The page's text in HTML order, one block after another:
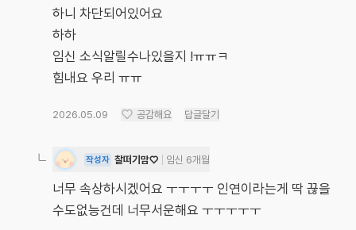
하니 차단되어있어요
하하
임신 소식알릴수나있을지 !ㅠㅠㅋ
힘내요 우리 ㅠㅠ
2026.05.09 공감해요 답글달기
작성자 찰떠기맘♡ 임신 6개월
너무 속상하시겠어요 ㅜㅜㅜㅜ 인연이라는게 딱 끊을
수도없능건데 너무서운해요 ㅜㅜㅜㅜㅜ